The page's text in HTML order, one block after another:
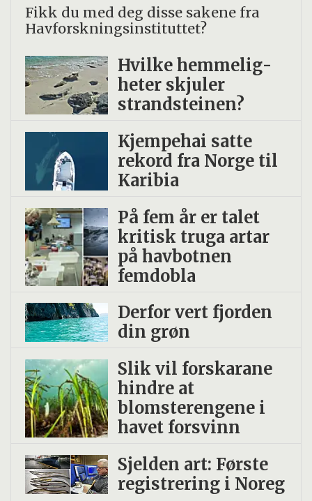
Fikk du med deg disse sakene fra
Havforskningsinstituttet?
Hvilke hemmelig­
heter skjuler
strand­steinen?
Kjempehai satte
rekord fra Norge til
Karibia
På fem år er talet
kritisk truga artar
på havbotnen
femdobla
Derfor vert fjorden
din grøn
Slik vil forskarane
hindre at
blomsterengene i
havet forsvinn
Sjelden art: Første
registrering i Noreg